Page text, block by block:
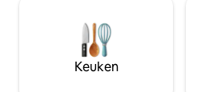
Keuken